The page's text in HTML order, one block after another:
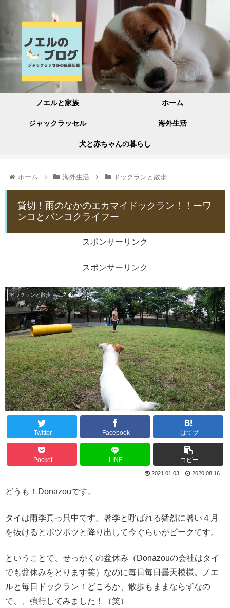
ノエルと家族 ホーム
ジャックラッセル 海外生活
犬と赤ちゃんの暮らし
ホーム 海外生活 ドックランと散歩
貸切！雨のなかのエカマイドックラン！！ーワ
ンコとバンコクライフー
スポンサーリンク
スポンサーリンク
ドックランと散歩
Twitter Facebook はてブ
Pocket LINE コピー
2021.01.03 2020.08.16
どうも！Donazouです。
タイは雨季真っ只中です。暑季と呼ばれる猛烈に暑い４月
を抜けるとポツポツと降り出して今ぐらいがピークです。
ということで、せっかくの盆休み（Donazouの会社はタイ
でも盆休みをとります笑）なのに毎日毎日曇天模様。ノエ
ルと毎日ドックラン！どころか、散歩もままならずなの
で、、強行してみました！（笑）